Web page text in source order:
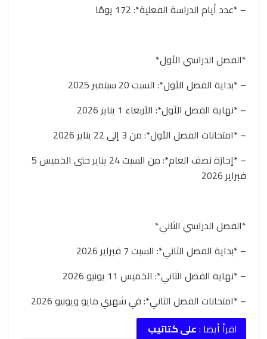
– *عدد أيام الدراسة الفعلية*: 172 يومًا
*الفصل الدراسي الأول*
– *بداية الفصل الأول*: السبت 20 سبتمبر 2025
– *نهاية الفصل الأول*: الأربعاء 1 يناير 2026
– *امتحانات الفصل الأول*: من 3 إلى 22 يناير 2026
– *إجازة نصف العام*: من السبت 24 يناير حتى الخميس 5
فبراير 2026
*الفصل الدراسي الثاني*
– *بداية الفصل الثاني*: السبت 7 فبراير 2026
– *نهاية الفصل الثاني*: الخميس 11 يونيو 2026
– *امتحانات الفصل الثاني*: في شهري مايو ويونيو 2026
اقرأ أيضا :على كتاتيب